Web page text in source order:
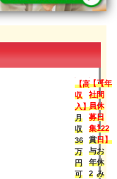
【高
収
入】
月
収
36
万
円
可
【正
社
員
募
集】
賞
与
年
2
【年
間
休
日
122
日】
お
休
み